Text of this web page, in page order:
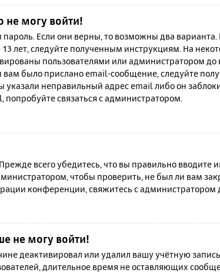
не могу войти!
Если они верны, то возможны два варианта.
лет, следуйте полученным инструкциям. На
пользователями или администратором до
вам было прислано email-сообщение, следуйте
указали неправильный адрес email либо он
связаться с администратором.
всего убедитесь, что вы правильно вводите
чтобы проверить, не был ли вам
конференции, свяжитесь с администратором
не могу войти!
деактивировал или удалил вашу учётную
длительное время не оставляющих